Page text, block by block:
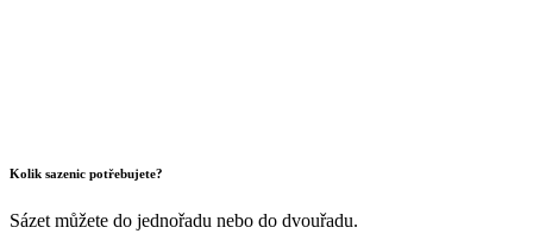
Kolik sazenic potřebujete?
Sázet můžete do jednořadu nebo do dvouřadu.